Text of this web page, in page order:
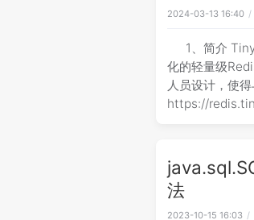
2024-03-13 16:40
1、简介
化的轻量级
人员设计，使
https://
法
2023-10-15 16:03